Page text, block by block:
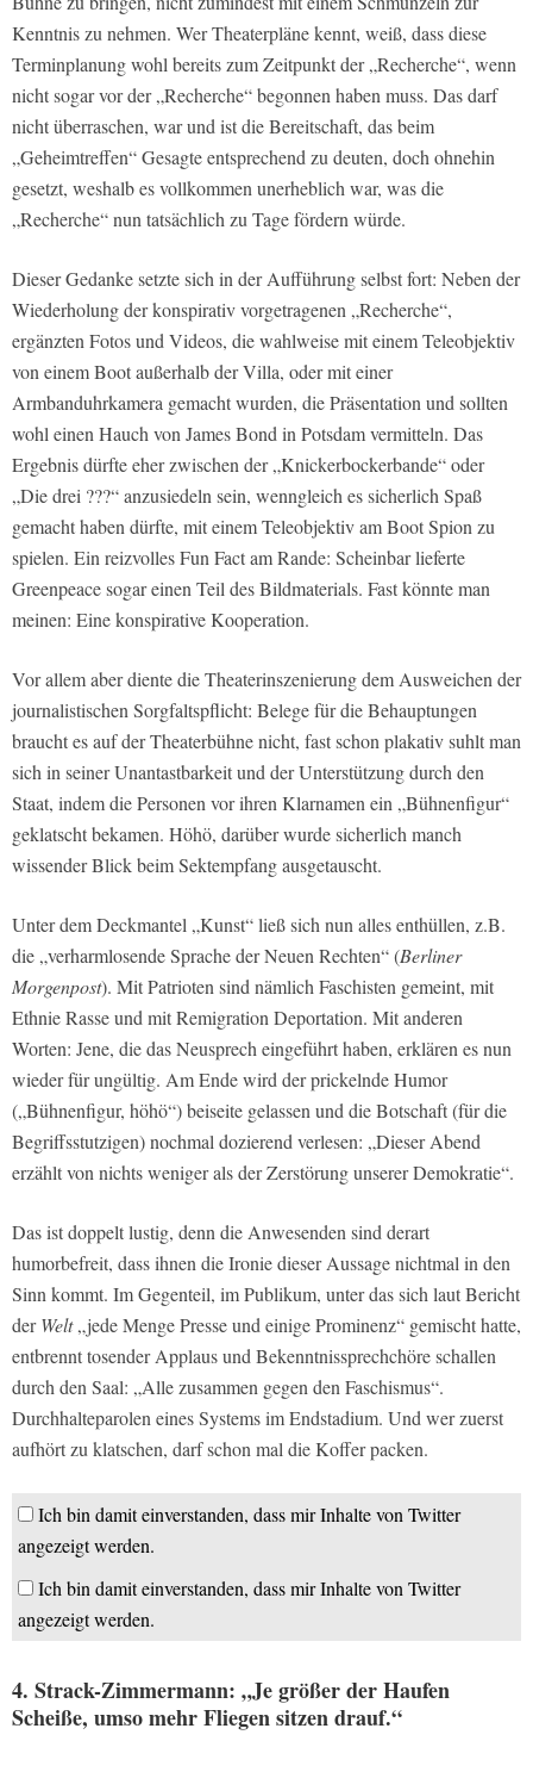
Kenntnis zu nehmen. Wer Theaterpläne kennt, weiß, dass diese
Terminplanung wohl bereits zum Zeitpunkt der „Recherche“, wenn
nicht sogar vor der „Recherche“ begonnen haben muss. Das darf
nicht überraschen, war und ist die Bereitschaft, das beim
„Geheimtreffen“ Gesagte entsprechend zu deuten, doch ohnehin
gesetzt, weshalb es vollkommen unerheblich war, was die
„Recherche“ nun tatsächlich zu Tage fördern würde.
Dieser Gedanke setzte sich in der Aufführung selbst fort: Neben der
Wiederholung der konspirativ vorgetragenen „Recherche“,
ergänzten Fotos und Videos, die wahlweise mit einem Teleobjektiv
von einem Boot außerhalb der Villa, oder mit einer
Armbanduhrkamera gemacht wurden, die Präsentation und sollten
wohl einen Hauch von James Bond in Potsdam vermitteln. Das
Ergebnis dürfte eher zwischen der „Knickerbockerbande“ oder
„Die drei ???“ anzusiedeln sein, wenngleich es sicherlich Spaß
gemacht haben dürfte, mit einem Teleobjektiv am Boot Spion zu
spielen. Ein reizvolles Fun Fact am Rande: Scheinbar lieferte
Greenpeace sogar einen Teil des Bildmaterials. Fast könnte man
meinen: Eine konspirative Kooperation.
Vor allem aber diente die Theaterinszenierung dem Ausweichen der
journalistischen Sorgfaltspflicht: Belege für die Behauptungen
braucht es auf der Theaterbühne nicht, fast schon plakativ suhlt man
sich in seiner Unantastbarkeit und der Unterstützung durch den
Staat, indem die Personen vor ihren Klarnamen ein „Bühnenfigur“
geklatscht bekamen. Höhö, darüber wurde sicherlich manch
wissender Blick beim Sektempfang ausgetauscht.
Unter dem Deckmantel „Kunst“ ließ sich nun alles enthüllen, z.B.
die „verharmlosende Sprache der Neuen Rechten“ (Berliner
Morgenpost). Mit Patrioten sind nämlich Faschisten gemeint, mit
Ethnie Rasse und mit Remigration Deportation. Mit anderen
Worten: Jene, die das Neusprech eingeführt haben, erklären es nun
wieder für ungültig. Am Ende wird der prickelnde Humor
(„Bühnenfigur, höhö“) beiseite gelassen und die Botschaft (für die
Begriffsstutzigen) nochmal dozierend verlesen: „Dieser Abend
erzählt von nichts weniger als der Zerstörung unserer Demokratie“.
Das ist doppelt lustig, denn die Anwesenden sind derart
humorbefreit, dass ihnen die Ironie dieser Aussage nichtmal in den
Sinn kommt. Im Gegenteil, im Publikum, unter das sich laut Bericht
derWelt„jede Menge Presse und einige Prominenz“ gemischt hatte,
entbrennt tosender Applaus und Bekenntnissprechchöre schallen
durch den Saal: „Alle zusammen gegen den Faschismus“.
Durchhalteparolen eines Systems im Endstadium. Und wer zuerst
aufhört zu klatschen, darf schon mal die Koffer packen.
Ich bin damit einverstanden, dass mir Inhalte von Twitter
angezeigt werden.
Ich bin damit einverstanden, dass mir Inhalte von Twitter
angezeigt werden.
4. Strack-Zimmermann: „Je größer der Haufen
Scheiße, umso mehr Fliegen sitzen drauf.“